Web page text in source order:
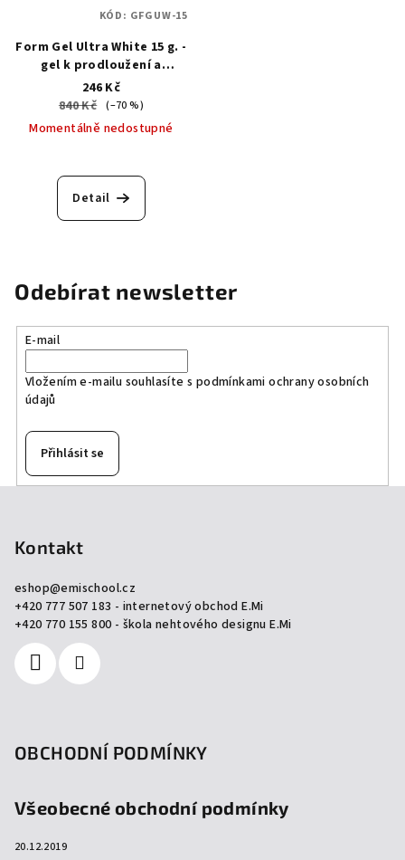
Form Gel Ultra White 15 g. -
gel k prodloužení a
obnovení volného okraje
246 Kč
840 Kč (–70 %)
Momentálně nedostupné
Detail
KÓD: GFGUW-15
Odebírat newsletter
E-mail
Vložením e-mailu souhlasíte s podmínkami ochrany osobních
údajů
Přihlásit se
Kontakt
eshop@emischool.cz
+420 777 507 183 - internetový obchod E.Mi
+420 770 155 800 - škola nehtového designu E.Mi
OBCHODNÍ PODMÍNKY
Všeobecné obchodní podmínky
20.12.2019